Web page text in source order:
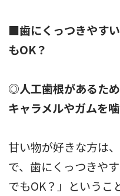
■歯にくっつきやす
もOK？
◎人工歯根があるた
キャラメルやガムを
甘い物が好きな方は
で、歯にくっつきや
でもOK？」というこ